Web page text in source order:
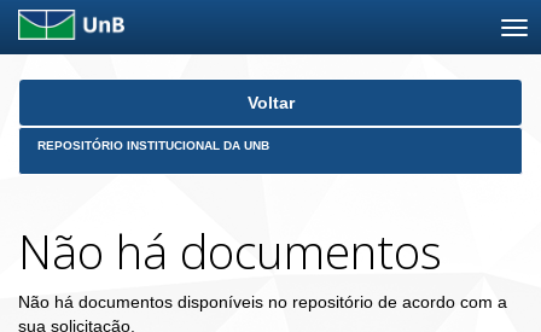
Skip
Voltar
REPOSITÓRIO INSTITUCIONAL DA UNB
Não há documentos
Não há documentos disponíveis no repositório de acordo com a
sua solicitação.